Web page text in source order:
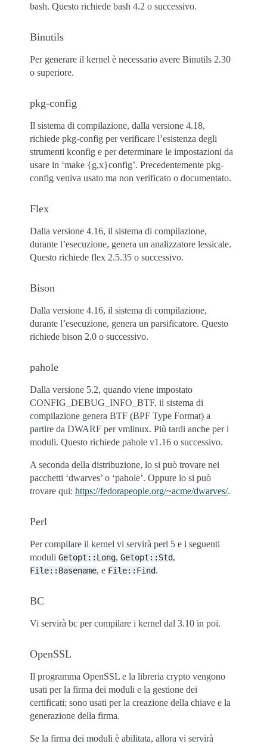
bash. Questo richiede bash 4.2 o successivo.
Binutils
Per generare il kernel è necessario avere Binutils 2.30
o superiore.
pkg-config
Il sistema di compilazione, dalla versione 4.18,
richiede pkg-config per verificare l’esistenza degli
strumenti kconfig e per determinare le impostazioni da
usare in ‘make {g,x}config’. Precedentemente pkg-
config veniva usato ma non verificato o documentato.
Flex
Dalla versione 4.16, il sistema di compilazione,
durante l’esecuzione, genera un analizzatore lessicale.
Questo richiede flex 2.5.35 o successivo.
Bison
Dalla versione 4.16, il sistema di compilazione,
durante l’esecuzione, genera un parsificatore. Questo
richiede bison 2.0 o successivo.
pahole
Dalla versione 5.2, quando viene impostato
CONFIG_DEBUG_INFO_BTF, il sistema di
compilazione genera BTF (BPF Type Format) a
partire da DWARF per vmlinux. Più tardi anche per i
moduli. Questo richiede pahole v1.16 o successivo.
A seconda della distribuzione, lo si può trovare nei
pacchetti ‘dwarves’ o ‘pahole’. Oppure lo si può
trovare qui: https://fedorapeople.org/~acme/dwarves/.
Perl
Per compilare il kernel vi servirà perl 5 e i seguenti
moduli Getopt::Long, Getopt::Std,
File::Basename, e File::Find.
BC
Vi servirà bc per compilare i kernel dal 3.10 in poi.
OpenSSL
Il programma OpenSSL e la libreria crypto vengono
usati per la firma dei moduli e la gestione dei
certificati; sono usati per la creazione della chiave e la
generazione della firma.
Se la firma dei moduli è abilitata, allora vi servirà